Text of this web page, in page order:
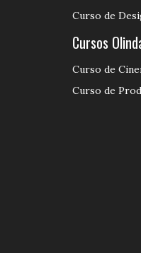
Curso de
Cursos
Curso de
Curso de